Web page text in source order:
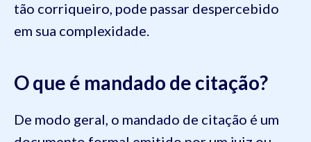
tão corriqueiro, pode passar despercebido
em sua complexidade.
O que é mandado de citação?
De modo geral, o mandado de citação é um